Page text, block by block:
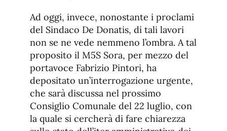
Ad oggi, invece, nonostante i proclami
del Sindaco De Donatis, di tali lavori
non se ne vede nemmeno l’ombra. A tal
proposito il M5S Sora, per mezzo del
portavoce Fabrizio Pintori, ha
depositato un’interrogazione urgente,
che sarà discussa nel prossimo
Consiglio Comunale del 22 luglio, con
la quale si cercherà di fare chiarezza